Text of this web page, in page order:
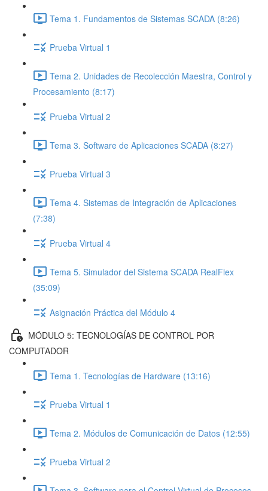
Tema 1. Fundamentos de Sistemas SCADA (8:26)
Prueba Virtual 1
Tema 2. Unidades de Recolección Maestra, Control y
Procesamiento (8:17)
Prueba Virtual 2
Tema 3. Software de Aplicaciones SCADA (8:27)
Prueba Virtual 3
Tema 4. Sistemas de Integración de Aplicaciones
(7:38)
Prueba Virtual 4
Tema 5. Simulador del Sistema SCADA RealFlex
(35:09)
Asignación Práctica del Módulo 4
MÓDULO 5: TECNOLOGÍAS DE CONTROL POR
COMPUTADOR
Tema 1. Tecnologías de Hardware (13:16)
Prueba Virtual 1
Tema 2. Módulos de Comunicación de Datos (12:55)
Prueba Virtual 2